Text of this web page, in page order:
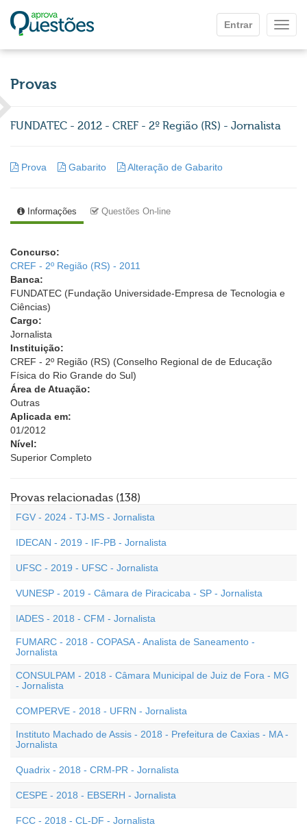
Entrar
Provas
FUNDATEC - 2012 - CREF - 2º Região (RS) - Jornalista
Prova Gabarito Alteração de Gabarito
Informações Questões On-line
Concurso:
CREF - 2º Região (RS) - 2011
Banca:
FUNDATEC (Fundação Universidade-Empresa de Tecnologia e
Ciências)
Cargo:
Jornalista
Instituição:
CREF - 2º Região (RS) (Conselho Regional de de Educação
Física do Rio Grande do Sul)
Área de Atuação:
Outras
Aplicada em:
01/2012
Nível:
Superior Completo
Provas relacionadas (138)
FGV - 2024 - TJ-MS - Jornalista
IDECAN - 2019 - IF-PB - Jornalista
UFSC - 2019 - UFSC - Jornalista
VUNESP - 2019 - Câmara de Piracicaba - SP - Jornalista
IADES - 2018 - CFM - Jornalista
FUMARC - 2018 - COPASA - Analista de Saneamento -
Jornalista
CONSULPAM - 2018 - Câmara Municipal de Juiz de Fora - MG
- Jornalista
COMPERVE - 2018 - UFRN - Jornalista
Instituto Machado de Assis - 2018 - Prefeitura de Caxias - MA -
Jornalista
Quadrix - 2018 - CRM-PR - Jornalista
CESPE - 2018 - EBSERH - Jornalista
FCC - 2018 - CL-DF - Jornalista